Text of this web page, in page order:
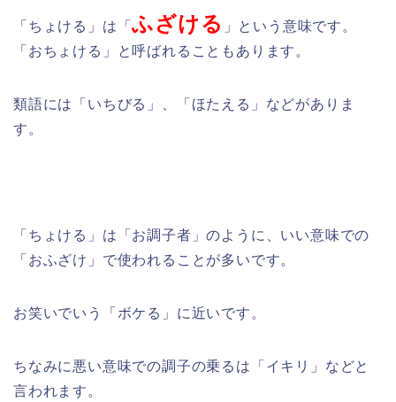
「ちょける」は「ふざける 」という意味です。
「おちょける」と呼ばれることもあります。
類語には「いちびる」、「ほたえる」などがありま
す。
「ちょける」は「お調子者」のように、いい意味での
「おふざけ」で使われることが多いです。
お笑いでいう「ボケる」に近いです。
ちなみに悪い意味での調子の乗るは「イキリ」などと
言われます。